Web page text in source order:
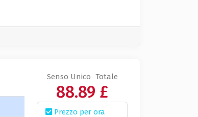
Senso Unico Totale
88.89 £
Prezzo per ora